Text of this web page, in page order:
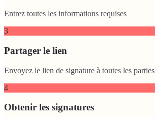
Entrez toutes les informations requises
3
Partager le lien
Envoyez le lien de signature à toutes les parties
4
Obtenir les signatures